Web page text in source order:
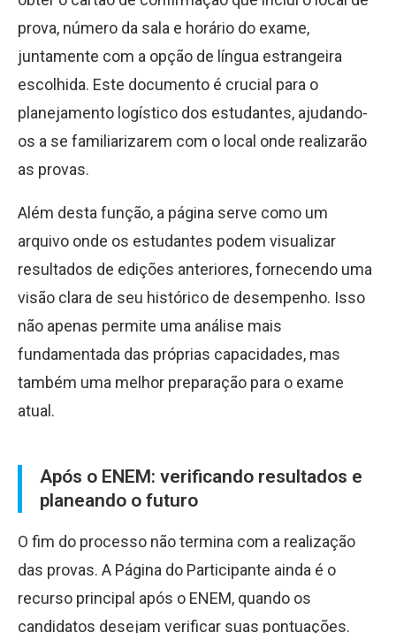
prova, número da sala e horário do exame,
juntamente com a opção de língua estrangeira
escolhida. Este documento é crucial para o
planejamento logístico dos estudantes, ajudando-
os a se familiarizarem com o local onde realizarão
as provas.
Além desta função, a página serve como um
arquivo onde os estudantes podem visualizar
resultados de edições anteriores, fornecendo uma
visão clara de seu histórico de desempenho. Isso
não apenas permite uma análise mais
fundamentada das próprias capacidades, mas
também uma melhor preparação para o exame
atual.
Após o ENEM: verificando resultados e
planeando o futuro
O fim do processo não termina com a realização
das provas. A Página do Participante ainda é o
recurso principal após o ENEM, quando os
candidatos desejam verificar suas pontuações.